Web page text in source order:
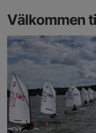
Välkommen